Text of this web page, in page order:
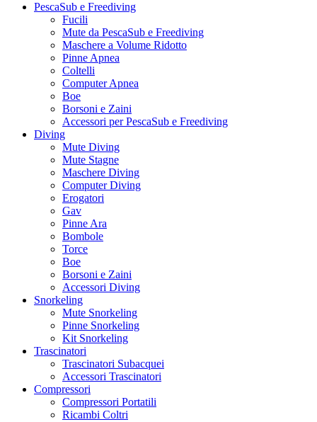
PescaSub e Freediving
Fucili
Mute da PescaSub e Freediving
Maschere a Volume Ridotto
Pinne Apnea
Coltelli
Computer Apnea
Boe
Borsoni e Zaini
Accessori per PescaSub e Freediving
Diving
Mute Diving
Mute Stagne
Maschere Diving
Computer Diving
Erogatori
Gav
Pinne Ara
Bombole
Torce
Boe
Borsoni e Zaini
Accessori Diving
Snorkeling
Mute Snorkeling
Pinne Snorkeling
Kit Snorkeling
Trascinatori
Trascinatori Subacquei
Accessori Trascinatori
Compressori
Compressori Portatili
Ricambi Coltri